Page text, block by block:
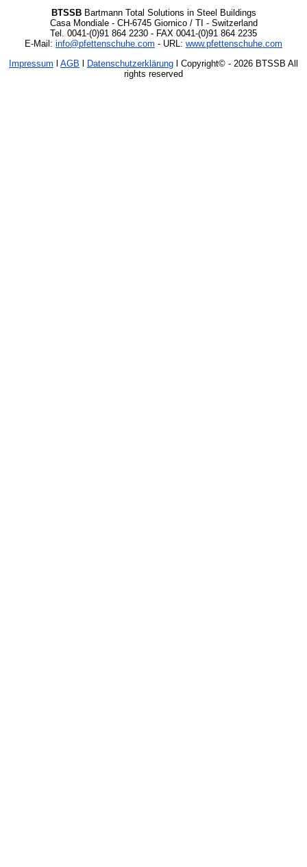
BTSSBBartmann Total Solutions in Steel Buildings
Casa Mondiale - CH-6745 Giornico / TI - Switzerland
Tel. 0041-(0)91 864 2230 - FAX 0041-(0)91 864 2235
E-Mail: info@pfettenschuhe.com - URL: www.pfettenschuhe.com
Impressum l AGB l Datenschutzerklärung l Copyright© - 2026 BTSSB All
rights reserved